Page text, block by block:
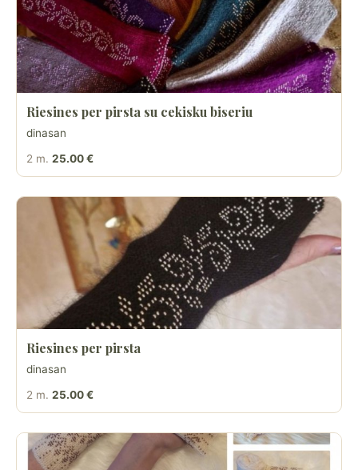
Riesines per pirsta su cekisku biseriu
dinasan
2 m. 25.00 €
Riesines per pirsta
dinasan
2 m. 25.00 €